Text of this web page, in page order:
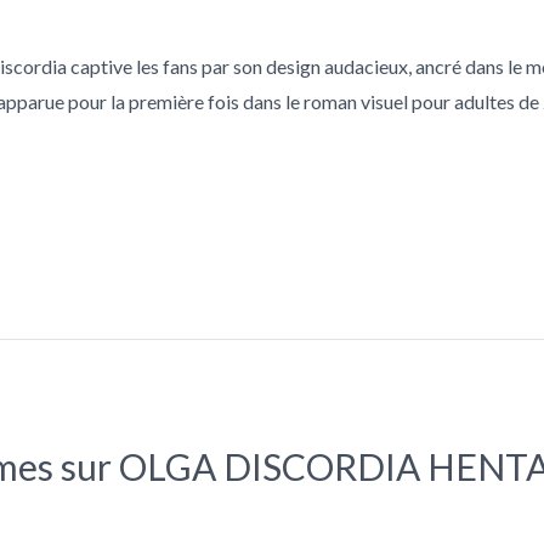
captive les fans par son design audacieux, ancré dans le
pour la première fois dans le roman visuel pour adultes
sur OLGA DISCORDIA